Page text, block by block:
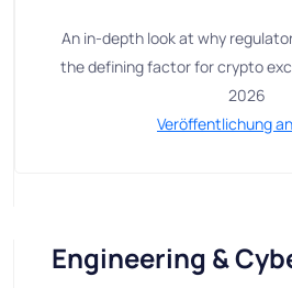
An in-depth look at why
the defining factor for crypto
2026
Veröffentlichung
Engineering &